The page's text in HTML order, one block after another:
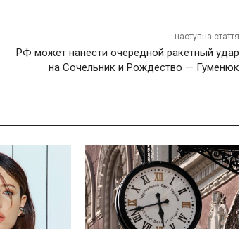
наступна стаття
РФ может нанести очередной ракетный удар
на Сочельник и Рождество — Гуменюк